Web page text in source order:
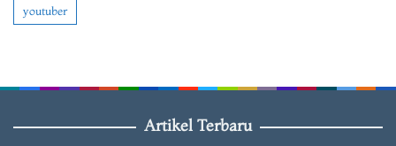
youtuber
Artikel Terbaru